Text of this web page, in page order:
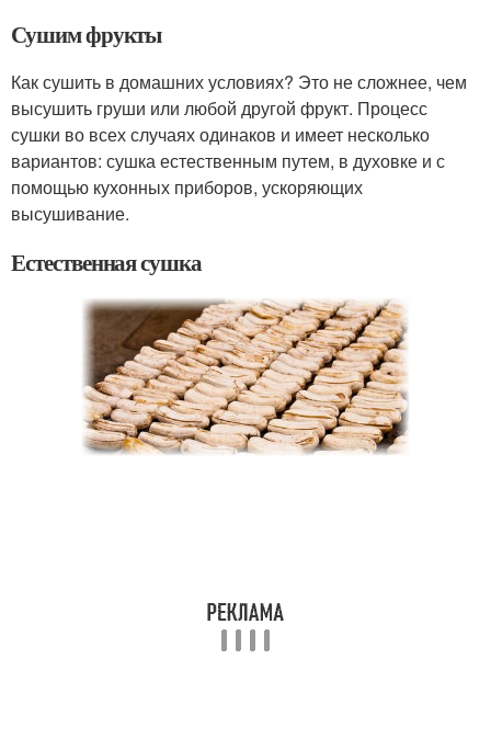
Сушим фрукты
Как сушить в домашних условиях? Это не сложнее, чем
высушить груши или любой другой фрукт. Процесс
сушки во всех случаях одинаков и имеет несколько
вариантов: сушка естественным путем, в духовке и с
помощью кухонных приборов, ускоряющих
высушивание.
Естественная сушка